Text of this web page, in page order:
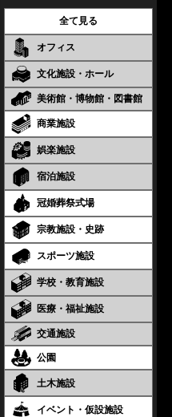
全て見る
オフィス
文化施設・ホール
美術館・博物館・図書館
商業施設
娯楽施設
宿泊施設
冠婚葬祭式場
宗教施設・史跡
スポーツ施設
学校・教育施設
医療・福祉施設
交通施設
公園
土木施設
イベント・仮設施設